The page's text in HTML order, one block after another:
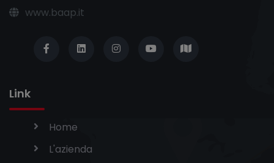
www.baap.it
Link
Home
L'azienda